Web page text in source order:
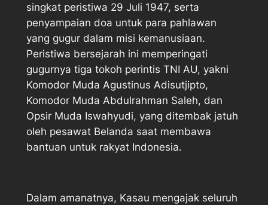
singkat peristiwa 29 Juli 1947, serta
penyampaian doa untuk para pahlawan
yang gugur dalam misi kemanusiaan.
Peristiwa bersejarah ini memperingati
gugurnya tiga tokoh perintis TNI AU, yakni
Komodor Muda Agustinus Adisutjipto,
Komodor Muda Abdulrahman Saleh, dan
Opsir Muda Iswahyudi, yang ditembak jatuh
oleh pesawat Belanda saat membawa
bantuan untuk rakyat Indonesia.
Dalam amanatnya, Kasau mengajak seluruh